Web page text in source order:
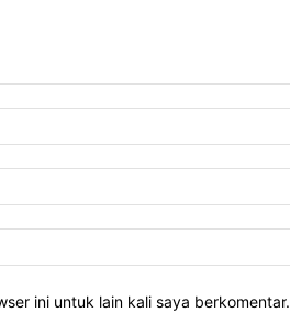
ini untuk lain kali saya berkomentar.